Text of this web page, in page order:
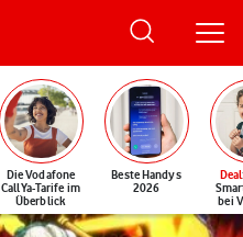
Die Vodafone
CallYa-Tarife im
Überblick
Beste Handys
2026
Deal
bei